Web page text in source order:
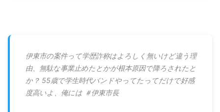
伊東市の案件って学歴詐称はよろしく無いけど違う理
由、無駄な事業止めたとかが根本原因で降ろされたと
か？ 55歳で学生時代バンドやってたってだけで好感
度高いよ、俺には ＃伊東市長